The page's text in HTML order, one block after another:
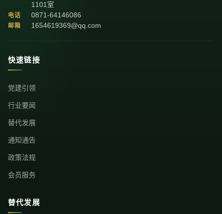
1101室
电话 0871-64146086
邮箱 1654619369@qq.com
快速链接
党建引领
行业要闻
替代发展
通知通告
政策法规
会员服务
替代发展